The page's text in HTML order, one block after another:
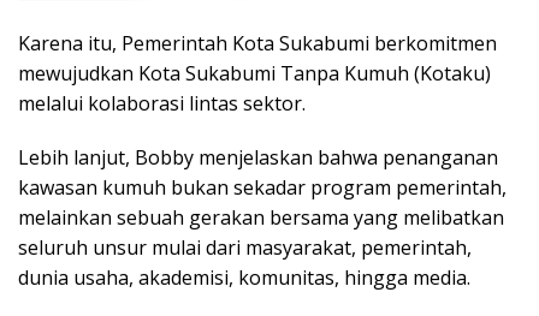
Karena itu, Pemerintah Kota Sukabumi berkomitmen
mewujudkan Kota Sukabumi Tanpa Kumuh (Kotaku)
melalui kolaborasi lintas sektor.
Lebih lanjut, Bobby menjelaskan bahwa penanganan
kawasan kumuh bukan sekadar program pemerintah,
melainkan sebuah gerakan bersama yang melibatkan
seluruh unsur mulai dari masyarakat, pemerintah,
dunia usaha, akademisi, komunitas, hingga media.